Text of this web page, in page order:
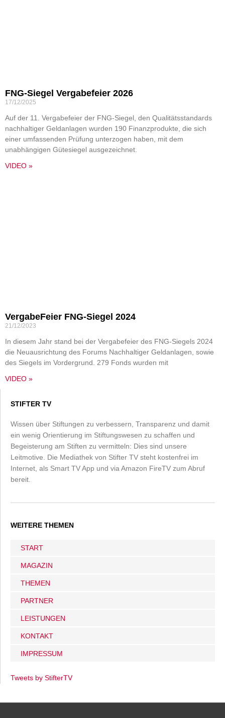
FNG-Siegel Vergabefeier 2026
17/12/2025
Auf der 11. Vergabefeier der FNG-Siegel, den Qualitätsstandards
nachhaltiger Geldanlagen wurden 190 Finanzprodukte, die sich
einer umfassenden Prüfung unterzogen haben, mit dem
unabhängigen Gütesiegel ausgezeichnet.
VIDEO »
VergabeFeier FNG-Siegel 2024
21/12/2023
In diesem Jahr stand bei der Vergabefeier des FNG-Siegels 2024
die Neuausrichtung des Forums Nachhaltiger Geldanlagen, sowie
des Siegels im Vordergrund. 279 Fonds wurden mit
VIDEO »
STIFTER TV
Wissen über Stiftungen zu verbessern, Transparenz und damit
ein wenig Orientierung im Stiftungswesen zu schaffen und
Begeisterung am Stiften zu vermitteln: Dies sind unsere
Leitmotive. Die Mediathek von Stifter TV steht kostenfrei im
Internet, als Smart TV App und via Amazon FireTV zum Abruf
bereit.
WEITERE THEMEN
START
MAGAZIN
THEMEN
PARTNER
LEISTUNGEN
KONTAKT
IMPRESSUM
Tweets by StifterTV